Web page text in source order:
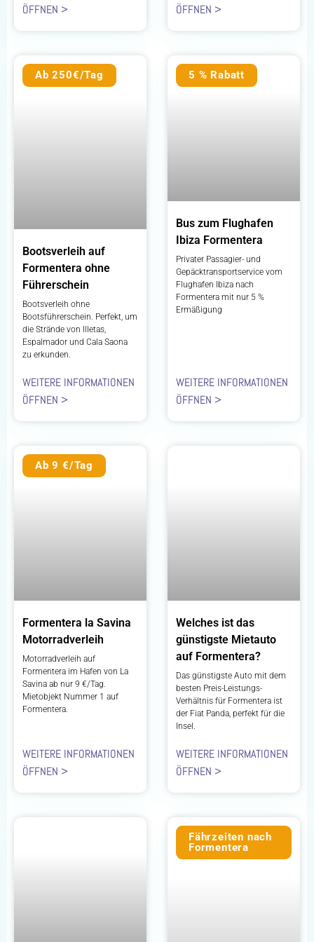
ÖFFNEN >
ÖFFNEN >
Ab 250€/Tag
Bootsverleih auf
Formentera ohne
Führerschein
Bootsverleih ohne
Bootsführerschein. Perfekt, um
die Strände von Illetas,
Espalmador und Cala Saona
zu erkunden.
WEITERE INFORMATIONEN
ÖFFNEN >
5 % Rabatt
Bus zum Flughafen
Ibiza Formentera
Privater Passagier- und
Gepäcktransportservice vom
Flughafen Ibiza nach
Formentera mit nur 5 %
Ermäßigung
WEITERE INFORMATIONEN
ÖFFNEN >
Ab 9 €/Tag
Formentera la Savina
Motorradverleih
Motorradverleih auf
Formentera im Hafen von La
Savina ab nur 9 €/Tag.
Mietobjekt Nummer 1 auf
Formentera.
WEITERE INFORMATIONEN
ÖFFNEN >
Welches ist das
günstigste Mietauto
auf Formentera?
Das günstigste Auto mit dem
besten Preis-Leistungs-
Verhältnis für Formentera ist
der Fiat Panda, perfekt für die
Insel.
WEITERE INFORMATIONEN
ÖFFNEN >
Fährzeiten nach
Formentera